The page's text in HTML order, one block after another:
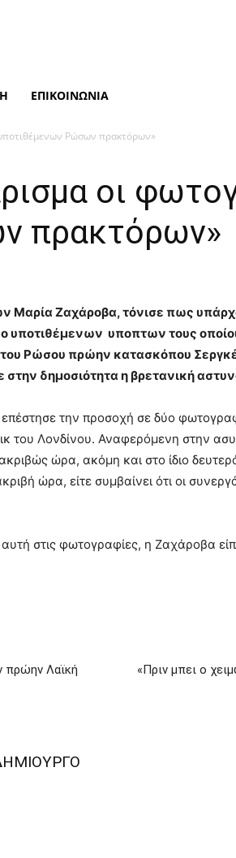
ΕΠΙΚΟΙΝΩΝΙΑ
Ρώσων πρακτόρων»
οι
πρακτόρων»
Μαρία Ζαχάροβα,τόνισε πως
υποτιθέμενων υποπτων τους
του Ρώσου πρώην κατασκόπου
στην δημοσιότητα η βρετανική
την προσοχή σε δύο
του Λονδίνου. Αναφερόμενη στην
ώρα, ακόμη και στο ίδιο
ώρα, είτε συμβαίνει ότι οι
στις φωτογραφίες, η Ζαχάροβα
πρώην Λαϊκή
«Πριν μπει ο